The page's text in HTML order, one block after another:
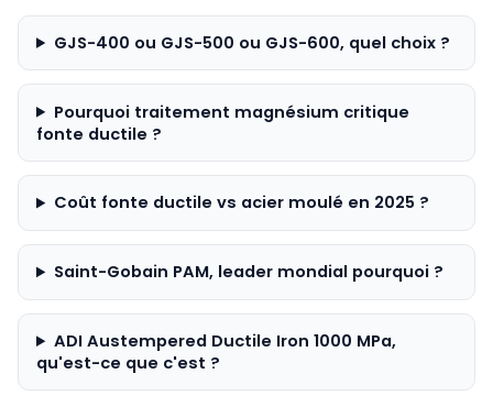
GJS-400 ou GJS-500 ou GJS-600, quel choix ?
Pourquoi traitement magnésium critique
fonte ductile ?
Coût fonte ductile vs acier moulé en 2025 ?
Saint-Gobain PAM, leader mondial pourquoi ?
ADI Austempered Ductile Iron 1000 MPa,
qu'est-ce que c'est ?